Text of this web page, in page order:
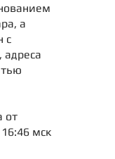
а
с
от
мск